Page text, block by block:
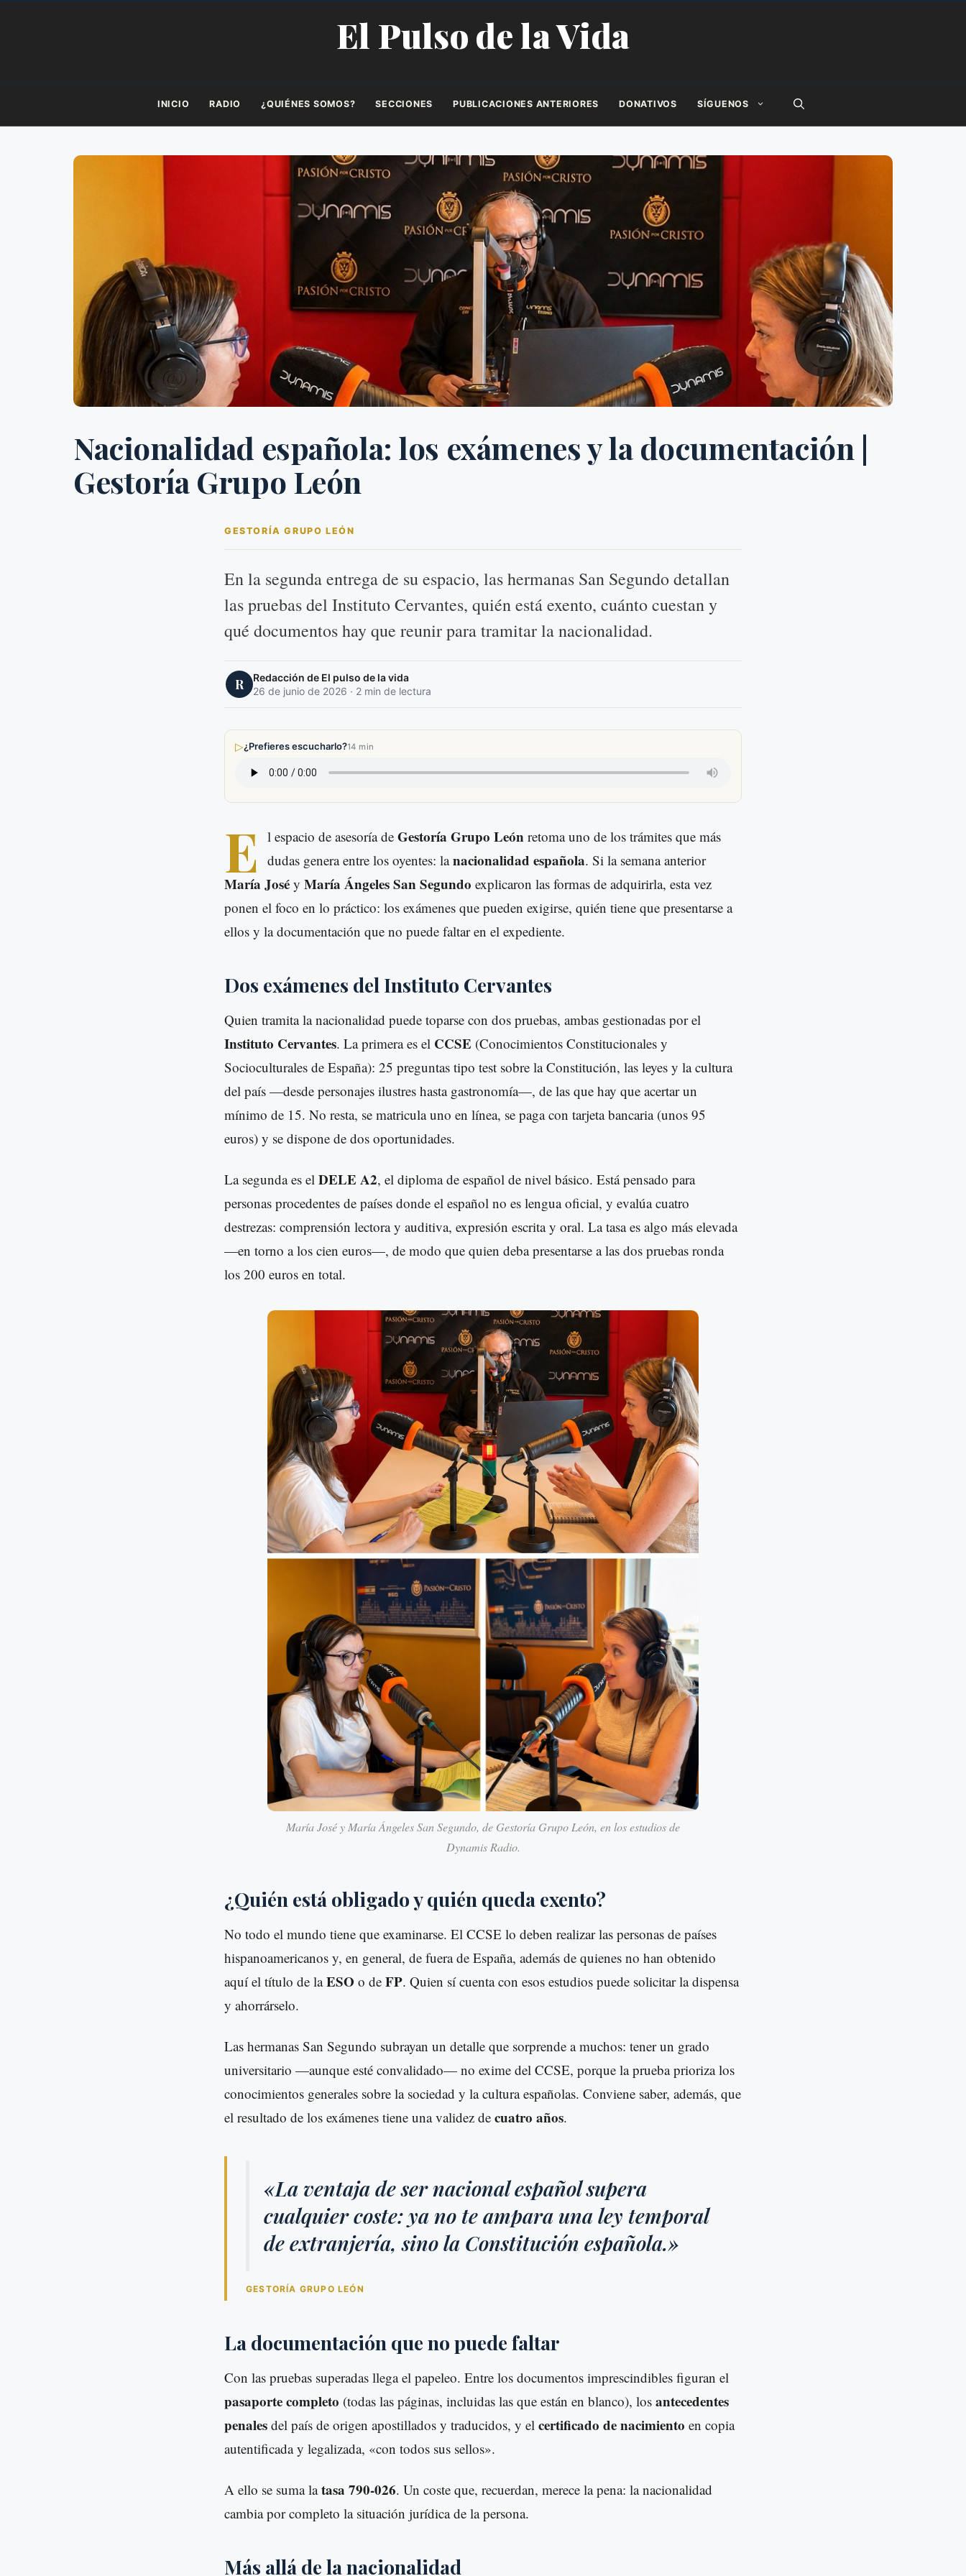
El Pulso de la Vida
INICIO RADIO ¿QUIÉNES SOMOS? SECCIONES PUBLICACIONES ANTERIORES DONATIVOS SÍGUENOS
Nacionalidad española: los exámenes y la documentación |
Gestoría Grupo León
GESTORÍA GRUPO LEÓN
En la segunda entrega de su espacio, las hermanas San Segundo detallan
las pruebas del Instituto Cervantes, quién está exento, cuánto cuestan y
qué documentos hay que reunir para tramitar la nacionalidad.
R
Redacción de El pulso de la vida
26 de junio de 2026 · 2 min de lectura
▷¿Prefieres escucharlo?14 min
E l espacio de asesoría de Gestoría Grupo León retoma uno de los trámites que más
dudas genera entre los oyentes: lanacionalidad española. Si la semana anterior
María José y María Ángeles San Segundo explicaron las formas de adquirirla, esta vez
ponen el foco en lo práctico: los exámenes que pueden exigirse, quién tiene que presentarse a
ellos y la documentación que no puede faltar en el expediente.
Dos exámenes del Instituto Cervantes
Quien tramita la nacionalidad puede toparse con dos pruebas, ambas gestionadas por el
Instituto Cervantes. La primera es el CCSE (Conocimientos Constitucionales y
Socioculturales de España): 25 preguntas tipo test sobre la Constitución, las leyes y la cultura
del país —desde personajes ilustres hasta gastronomía—, de las que hay que acertar un
mínimo de 15. No resta, se matricula uno en línea, se paga con tarjeta bancaria (unos 95
euros) y se dispone de dos oportunidades.
La segunda es el DELE A2, el diploma de español de nivel básico. Está pensado para
personas procedentes de países donde el español no es lengua oficial, y evalúa cuatro
destrezas: comprensión lectora y auditiva, expresión escrita y oral. La tasa es algo más elevada
—en torno a los cien euros—, de modo que quien deba presentarse a las dos pruebas ronda
los 200 euros en total.
María José y María Ángeles San Segundo, de Gestoría Grupo León, en los estudios de
Dynamis Radio.
¿Quién está obligado y quién queda exento?
No todo el mundo tiene que examinarse. El CCSE lo deben realizar las personas de países
hispanoamericanos y, en general, de fuera de España, además de quienes no han obtenido
aquí el título de laESO o de FP. Quien sí cuenta con esos estudios puede solicitar la dispensa
y ahorrárselo.
Las hermanas San Segundo subrayan un detalle que sorprende a muchos: tener un grado
universitario —aunque esté convalidado— no exime del CCSE, porque la prueba prioriza los
conocimientos generales sobre la sociedad y la cultura españolas. Conviene saber, además, que
el resultado de los exámenes tiene una validez de cuatro años.
«La ventaja de ser nacional español supera
cualquier coste: ya no te ampara una ley temporal
de extranjería, sino la Constitución española.»
GESTORÍA GRUPO LEÓN
La documentación que no puede faltar
Con las pruebas superadas llega el papeleo. Entre los documentos imprescindibles figuran el
pasaporte completo (todas las páginas, incluidas las que están en blanco), los antecedentes
penales del país de origen apostillados y traducidos, y el certificado de nacimiento en copia
autentificada y legalizada, «con todos sus sellos».
A ello se suma latasa 790-026. Un coste que, recuerdan, merece la pena: la nacionalidad
cambia por completo la situación jurídica de la persona.
Más allá de la nacionalidad